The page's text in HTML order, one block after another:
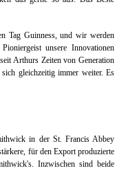
Tag Guinness, und wir werden
unsere Innovationen
Arthurs Zeiten von Generation
gleichzeitig immer weiter. Es
in der St. Francis Abbey
für den Export produzierte
Inzwischen sind beide